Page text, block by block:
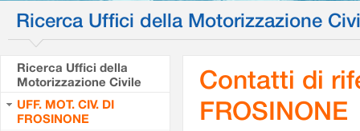
Ricerca Uffici della Motorizzazione
Ricerca Uffici della
Motorizzazione Civile
UFF. MOT. CIV. DI
FROSINONE
Contatti di
FROSINONE